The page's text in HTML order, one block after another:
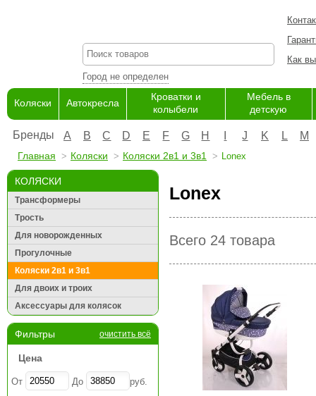
Город не определен
Как
Коляски Автокресла
Кроватки и
колыбели
Мебель в
детскую
Бренды A B C D E F G H J K L M
Главная Коляски Коляски 2в1 и 3в1 Lonex
КОЛЯСКИ
Трансформеры
Трость
Для новорожденных
Прогулочные
Коляски 2в1 и 3в1
Для двоих и троих
Аксессуары для колясок
Фильтры очистить всё
Цена
От До руб.
Lonex
Всего 24 товара